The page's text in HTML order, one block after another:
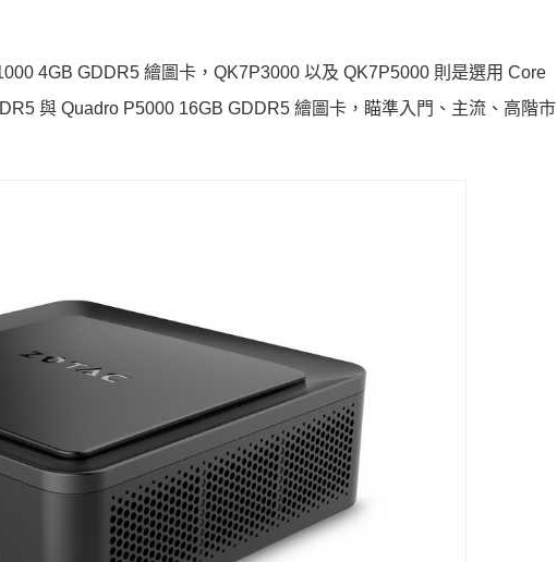
4GB GDDR5 繪圖卡，QK7P3000 以及 QK7P5000 則是選用 Core
與 Quadro P5000 16GB GDDR5 繪圖卡，瞄準入門、主流、高階市